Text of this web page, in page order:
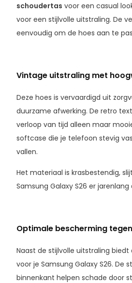
schoudertas voor een casual
voor een stijlvolle uitstraling. De
eenvoudig om de hoes aan te
Vintage uitstraling met
Deze hoes is vervaardigd uit
duurzame afwerking. De retro
verloop van tijd alleen maar
softcase die je telefoon stevig
vallen.
Het materiaal is krasbestendig,
Samsung Galaxy S26 er
Optimale bescherming
Naast de stijlvolle uitstraling
voor je Samsung Galaxy S26. De
binnenkant helpen schade door